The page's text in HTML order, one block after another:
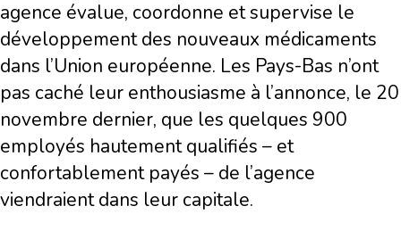
agence évalue, coordonne et supervise le
développement des nouveaux médicaments
dans l’Union européenne. Les Pays-Bas n’ont
pas caché leur enthousiasme à l’annonce, le 20
novembre dernier, que les quelques 900
employés hautement qualifiés – et
confortablement payés – de l’agence
viendraient dans leur capitale.